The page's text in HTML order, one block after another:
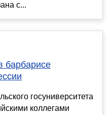
с...
госуниверситета
коллегами